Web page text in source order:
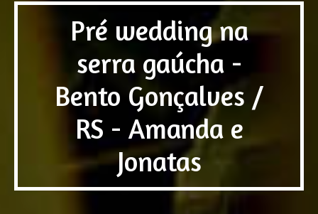
Pré wedding na
serra gaúcha -
Bento Gonçalves /
RS - Amanda e
Jonatas